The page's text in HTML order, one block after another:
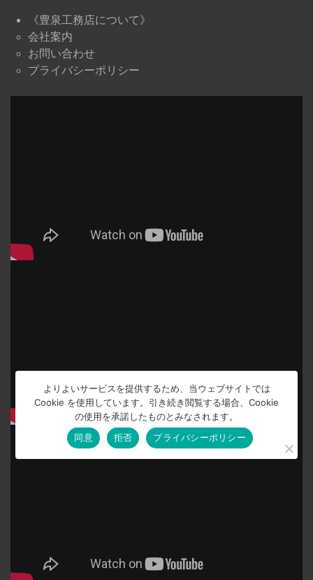
《豊泉工務店について》
会社案内
お問い合わせ
プライバシーポリシー
よりよいサービスを提供するため、当ウェブサイトでは
Cookie を使用しています。引き続き閲覧する場合、Cookie
の使用を承諾したものとみなされます。
同意
拒否 プライバシーポリシー